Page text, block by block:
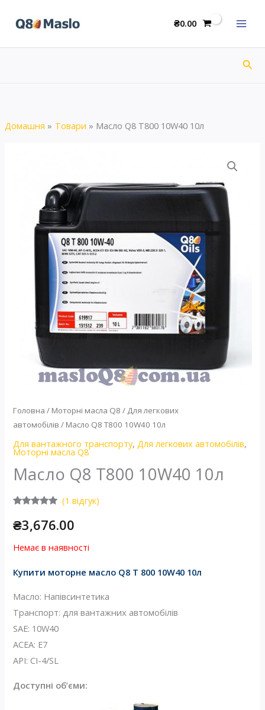
₴0.00
Домашня Товари Масло Q8 T800 10W40 10л
Головна / Моторні масла Q8 / Для легкових
автомобілів / Масло Q8 T800 10W40 10л
Для вантажного транспорту,Для легкових автомобілів,
Моторні масла Q8
Масло Q8 T800 10W40 10л
5.00 з 5 на
основі
покупця
(1 відгук)
₴3,676.00
Немає в наявності
Купити моторне масло Q8 T 800 10W40 10л
Масло: Напівсинтетика
Транспорт: для вантажних автомобілів
SAE: 10W40
ACEA: E7
API: CI-4/SL
Доступні об’єми: